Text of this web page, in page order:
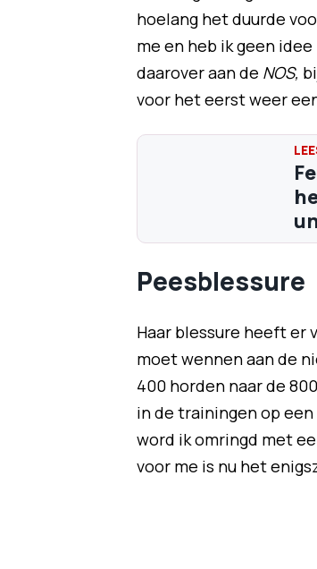
hoelang het duurde
me en heb ik geen
daarover aan de NOS,
voor het eerst weer
Peesblessure
Haar blessure heeft er
moet wennen aan de
400 horden naar de
in de trainingen op
word ik omringd met
voor me is nu het